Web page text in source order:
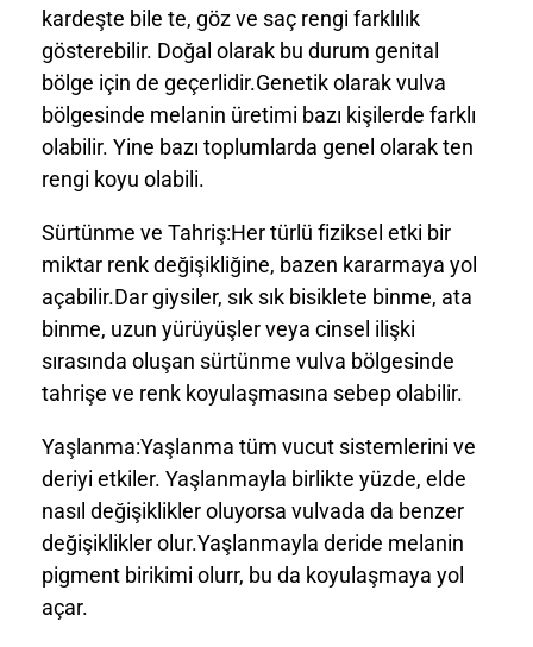
kardeşte bile te, göz ve saç rengi farklılık
gösterebilir. Doğal olarak bu durum genital
bölge için de geçerlidir.Genetik olarak vulva
bölgesinde melanin üretimi bazı kişilerde farklı
olabilir. Yine bazı toplumlarda genel olarak ten
rengi koyu olabili.
Sürtünme ve Tahriş:Her türlü fiziksel etki bir
miktar renk değişikliğine, bazen kararmaya yol
açabilir.Dar giysiler, sık sık bisiklete binme, ata
binme, uzun yürüyüşler veya cinsel ilişki
sırasında oluşan sürtünme vulva bölgesinde
tahrişe ve renk koyulaşmasına sebep olabilir.
Yaşlanma:Yaşlanma tüm vucut sistemlerini ve
deriyi etkiler. Yaşlanmayla birlikte yüzde, elde
nasıl değişiklikler oluyorsa vulvada da benzer
değişiklikler olur.Yaşlanmayla deride melanin
pigment birikimi olurr, bu da koyulaşmaya yol
açar.